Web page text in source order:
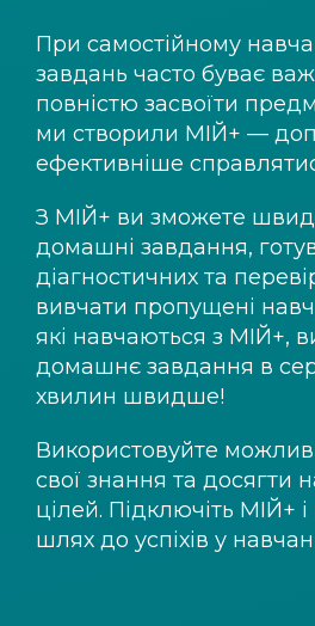
При самостійному
завдань часто буває
повністю засвоїти
ми створили МІЙ+ —
ефективніше
З МІЙ+ ви зможете
домашні завдання,
діагностичних та
вивчати пропущені
які навчаються з МІЙ+,
домашнє завдання в
хвилин швидше!
Використовуйте
свої знання та досягти
цілей. Підключіть МІЙ+
шлях до успіхів у